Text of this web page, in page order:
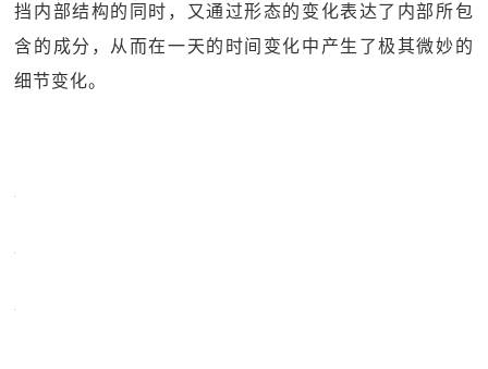
挡内部结构的同时，又通过形态的变化表达了内部所包
含的成分，从而在一天的时间变化中产生了极其微妙的
细节变化。